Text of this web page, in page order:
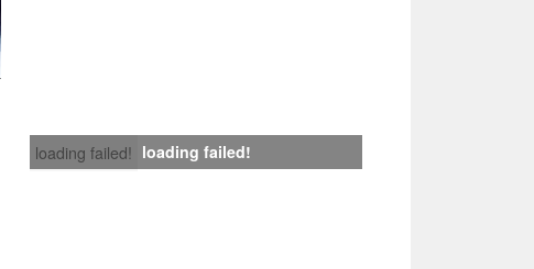
loading failed! loading failed!